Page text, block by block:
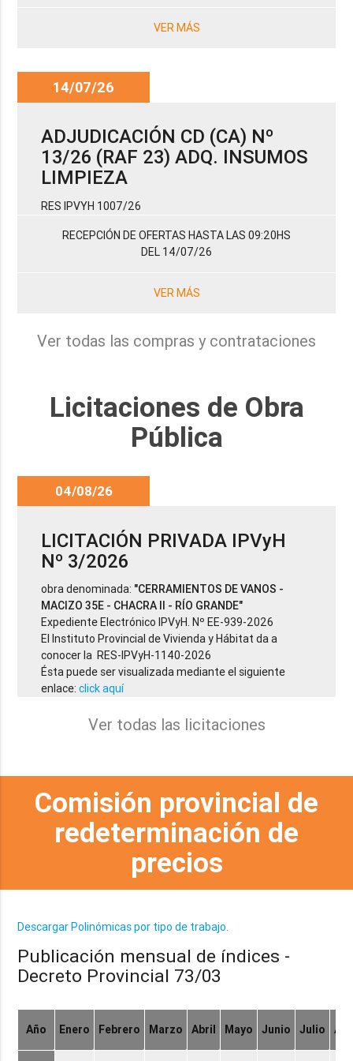
VER MÁS
14/07/26
ADJUDICACIÓN CD (CA) Nº
13/26 (RAF 23) ADQ. INSUMOS
LIMPIEZA
RES IPVYH 1007/26
RECEPCIÓN DE OFERTAS HASTA LAS 09:20HS
DEL 14/07/26
VER MÁS
Ver todas las compras y contrataciones
Licitaciones de Obra
Pública
04/08/26
LICITACIÓN PRIVADA IPVyH
Nº 3/2026
obra denominada: "CERRAMIENTOS DE VANOS -
MACIZO 35E - CHACRA II - RÍO GRANDE"
Expediente Electrónico IPVyH. Nº EE-939-2026
El Instituto Provincial de Vivienda y Hábitat da a
conocer la RES-IPVyH-1140-2026
Ésta puede ser visualizada mediante el siguiente
enlace:click aquí
Ver todas las licitaciones
Comisión provincial de
redeterminación de
precios
Descargar Polinómicas por tipo de trabajo.
Publicación mensual de índices -
Decreto Provincial 73/03
Año Enero Febrero Marzo Abril Mayo Junio Julio